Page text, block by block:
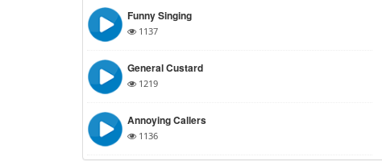
Funny Singing
1137
General Custard
1219
Annoying Callers
1136